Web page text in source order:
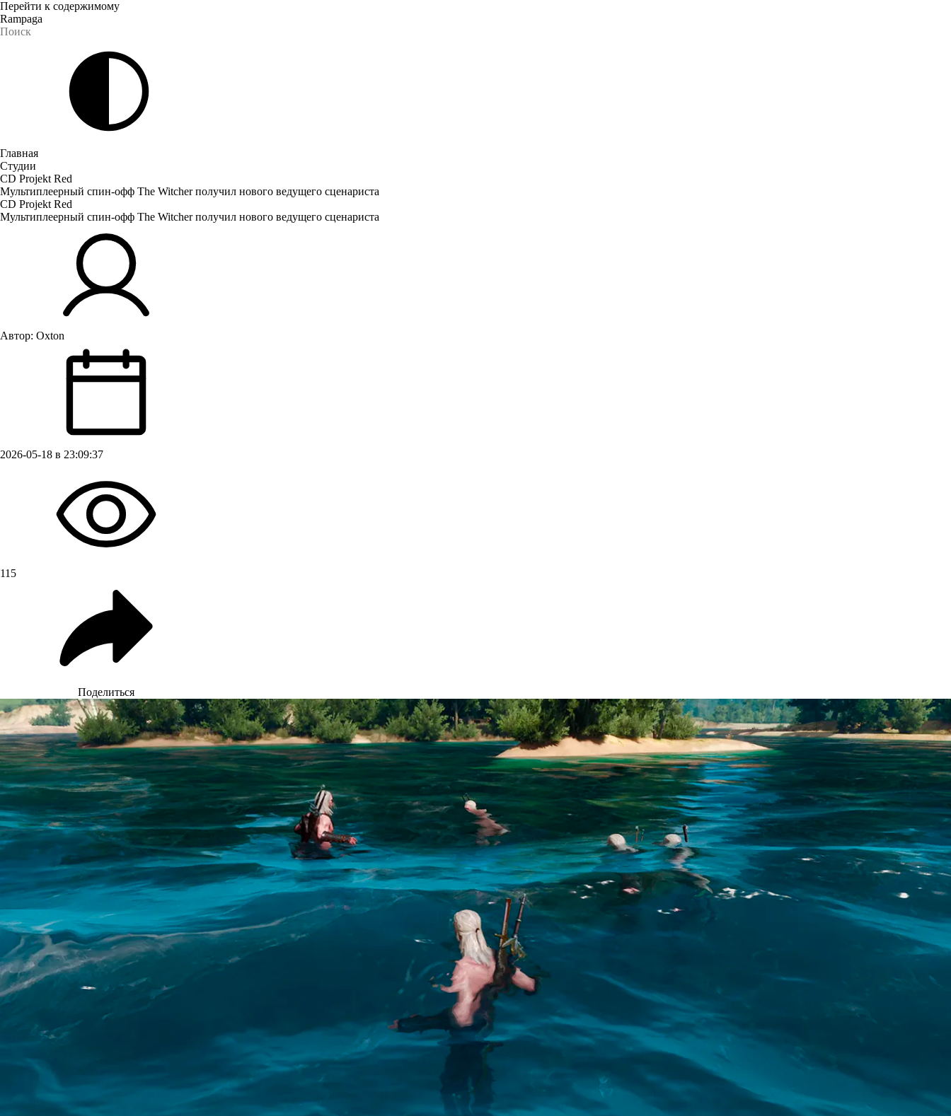
Перейти к содержимому
Rampaga
Главная
Студии
CD Projekt Red
Мультиплеерный спин-офф The Witcher получил нового ведущего сценариста
CD Projekt Red
Мультиплеерный спин-офф The Witcher получил нового ведущего сценариста
Автор: Oxton
2026-05-18 в 23:09:37
115
Поделиться